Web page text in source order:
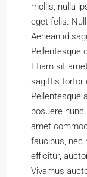
mollis, nulla
eget felis.
Aenean id
Pellentesque
Etiam sit
sagittis tortor
Pellentesque
posuere
amet
faucibus, nec
efficitur,
Vivamus